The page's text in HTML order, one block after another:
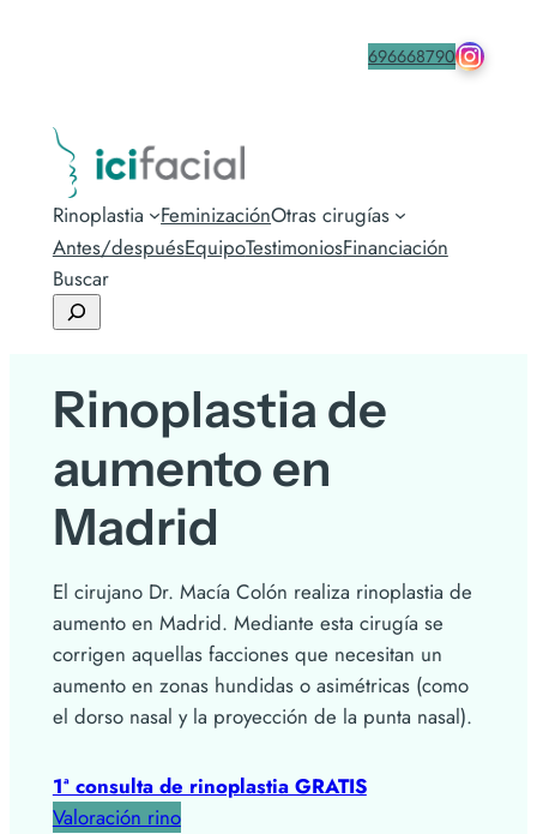
Contacta696668790
Rinoplastia FeminizaciónOtras cirugías
Antes/despuésEquipoTestimoniosFinanciación
Buscar
Rinoplastia de
aumento en
Madrid
El cirujano Dr. Macía Colón realiza rinoplastia de
aumento en Madrid. Mediante esta cirugía se
corrigen aquellas facciones que necesitan un
aumento en zonas hundidas o asimétricas (como
el dorso nasal y la proyección de la punta nasal).
1ª consulta de rinoplastia GRATIS
Valoración rino